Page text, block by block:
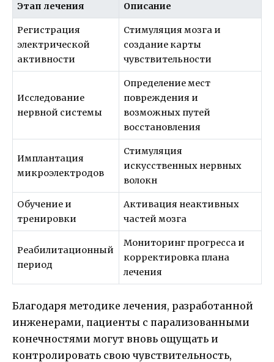
Этап лечения Описание
Регистрация
электрической
активности
Стимуляция мозга и
создание карты
чувствительности
Исследование
нервной системы
Определение мест
повреждения и
возможных путей
восстановления
Имплантация
микроэлектродов
Стимуляция
искусственных нервных
волокн
Обучение и
тренировки
Активация неактивных
частей мозга
Реабилитационный
период
Мониторинг прогресса и
корректировка плана
лечения
Благодаря методике лечения, разработанной
инженерами, пациенты с парализованными
конечностями могут вновь ощущать и
контролировать свою чувствительность,